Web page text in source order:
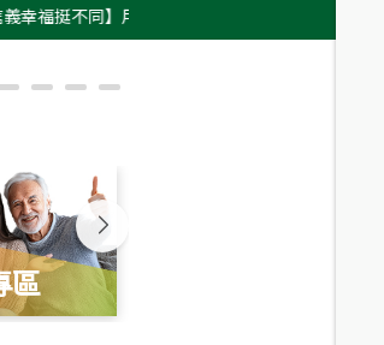
不同】用實力，讓升職免抽號碼牌！最新雇主品
區